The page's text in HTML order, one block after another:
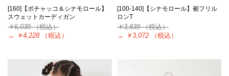
[160]【ポチャッコ＆シナモロール】
スウェットカーディガン
￥6,039（税込）
→
￥4,228 （税込）
[100-140]【シナモロール】裾フリル
ロンT
￥3,839（税込）
→
￥3,072 （税込）